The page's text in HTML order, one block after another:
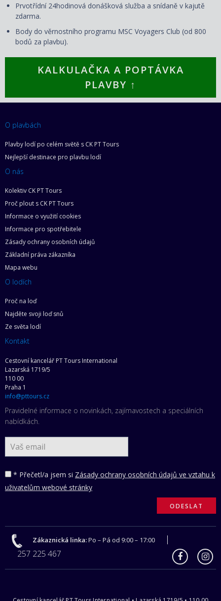
Prvotřídní 24hodinová donášková služba a snídaně v kajutě
zdarma.
Body do věrnostního programu MSC Voyagers Club (od 800
bodů za plavbu).
KALKULAČKA A POPTÁVKA
PLAVBY ↑
O plavbách
Plavby lodí po celém světě s CK PT Tours
Nejlepší destinace pro plavbu lodí
O nás
Kolektiv CK PT Tours
Proč plout s CK PT Tours
Informace o využití cookies
Informace pro spotřebitele
Zásady ochrany osobních údajů
Základní práva zákazníka
Mapa webu
O lodích
Proč na loď
Najděte svoji loď snů
Ze světa lodí
Kontakt
Cestovní kancelář PT Tours International
Lazarská 1719/5
110 00
Praha 1
info@pttours.cz
Pravidelné informace o novinkách, zajímavostech a speciálních
nabídkách.
* Přečetl/a jsem si Zásady ochrany osobních údajů ve vztahu k
uživatelům webové stránky
Zákaznická linka:Po – Pá od 9:00 – 17:00
257 225 467